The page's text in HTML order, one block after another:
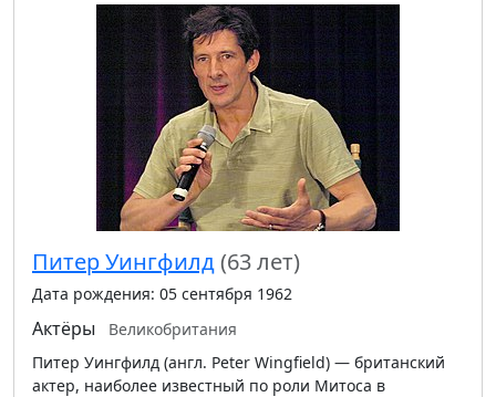
Питер Уингфилд(63 лет)
Дата рождения: 05 сентября 1962
Актёры
Великобритания
Питер Уингфилд (англ. Peter Wingfield) — британский
актер, наиболее известный по роли Митоса в